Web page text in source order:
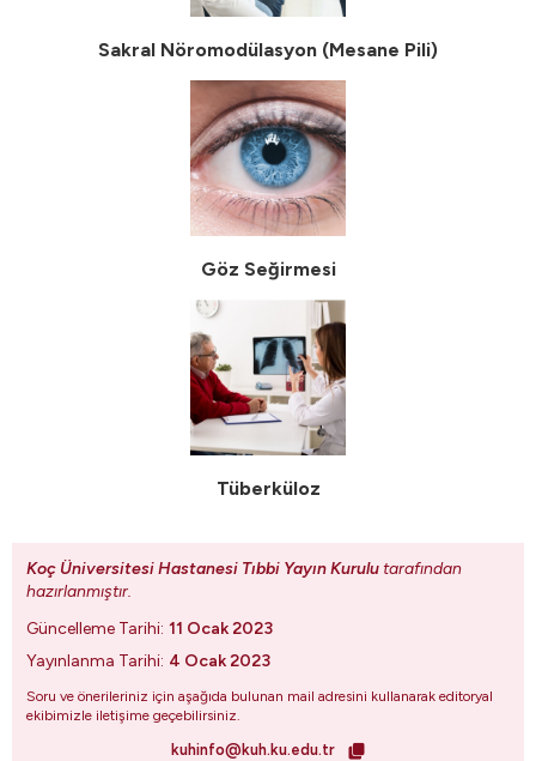
Sakral Nöromodülasyon (Mesane Pili)
Göz Seğirmesi
Tüberküloz
Koç Üniversitesi Hastanesi Tıbbi Yayın Kurulu tarafından
hazırlanmıştır.
Güncelleme Tarihi: 11 Ocak 2023
Yayınlanma Tarihi: 4 Ocak 2023
Soru ve önerileriniz için aşağıda bulunan mail adresini kullanarak editoryal
ekibimizle iletişime geçebilirsiniz.
kuhinfo@kuh.ku.edu.tr